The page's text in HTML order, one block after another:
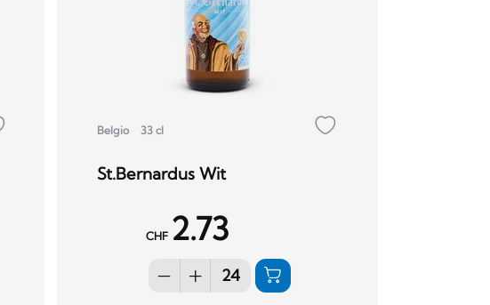
Belgio 33 cl
St.Bernardus Wit
CHF 2.73